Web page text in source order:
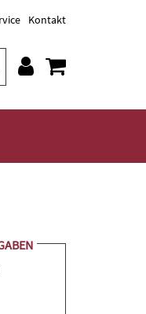
Kontakt